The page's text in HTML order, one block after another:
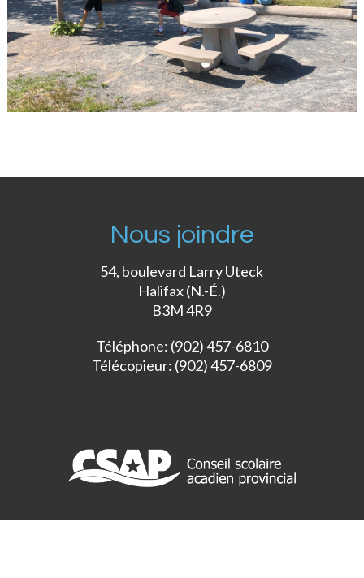
Nous joindre
54, boulevard Larry Uteck
Halifax (N.-É.)
B3M 4R9
Téléphone: (902) 457-6810
Télécopieur: (902) 457-6809